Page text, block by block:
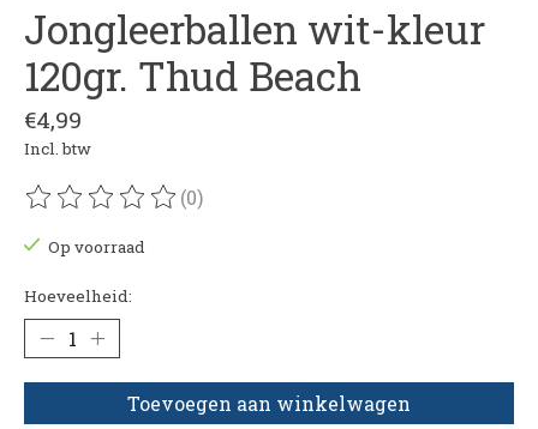
Jongleerballen wit-kleur
120gr. Thud Beach
€4,99
Incl. btw
De beoordeling van dit product is
(0)
Op voorraad
Hoeveelheid:
Toevoegen aan winkelwagen